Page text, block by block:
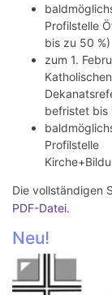
Profilstelle
bis zu 50 %)
zum 1.
befristet bis
Profilstelle
Die vollständigen
PDF-Datei.
Neu!